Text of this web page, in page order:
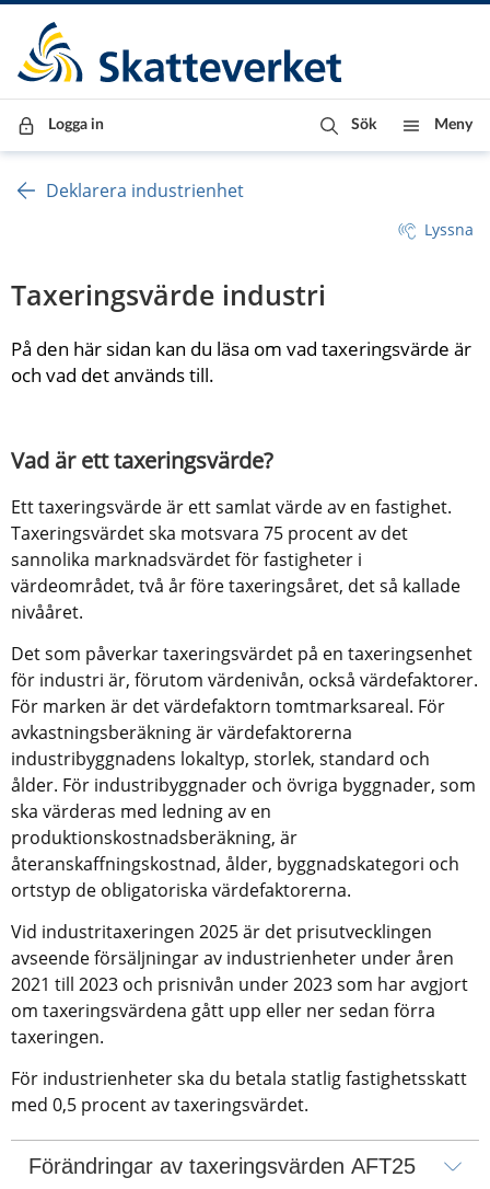
Till innehåll
Till navigationen
Till chattrobot
Logga in Sök Meny
Deklarera industrienhet
Lyssna
Taxeringsvärde industri
På den här sidan kan du läsa om vad taxeringsvärde är
och vad det används till.
Vad är ett taxeringsvärde?
Ett taxeringsvärde är ett samlat värde av en fastighet.
Taxeringsvärdet ska motsvara 75 procent av det
sannolika marknadsvärdet för fastigheter i
värdeområdet, två år före taxeringsåret, det så kallade
nivååret.
Det som påverkar taxeringsvärdet på en taxeringsenhet
för industri är, förutom värdenivån, också värdefaktorer.
För marken är det värdefaktorn tomtmarksareal. För
avkastningsberäkning är värdefaktorerna
industribyggnadens lokaltyp, storlek, standard och
ålder. För industribyggnader och övriga byggnader, som
ska värderas med ledning av en
produktionskostnadsberäkning, är
återanskaffningskostnad, ålder, byggnadskategori och
ortstyp de obligatoriska värdefaktorerna.
Vid industritaxeringen 2025 är det prisutvecklingen
avseende försäljningar av industrienheter under åren
2021 till 2023 och prisnivån under 2023 som har avgjort
om taxeringsvärdena gått upp eller ner sedan förra
taxeringen.
För industrienheter ska du betala statlig fastighetsskatt
med 0,5 procent av taxeringsvärdet.
Förändringar av taxeringsvärden AFT25